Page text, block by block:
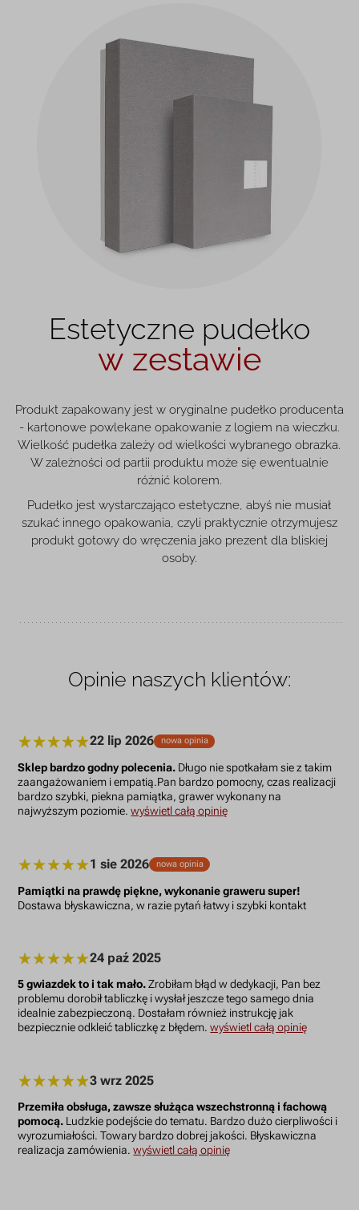
Estetyczne pudełko
w zestawie
Produkt zapakowany jest w oryginalne pudełko producenta
- kartonowe powlekane opakowanie z logiem na wieczku.
Wielkość pudełka zależy od wielkości wybranego obrazka.
W zależności od partii produktu może się ewentualnie
różnić kolorem.
Pudełko jest wystarczająco estetyczne, abyś nie musiał
szukać innego opakowania, czyli praktycznie otrzymujesz
produkt gotowy do wręczenia jako prezent dla bliskiej
osoby.
Opinie naszych klientów:
22 lip 2026 nowa opinia
Sklep bardzo godny polecenia. Długo nie spotkałam sie z takim
zaangażowaniem i empatią.Pan bardzo pomocny, czas realizacji
bardzo szybki, piekna pamiątka, grawer wykonany na
najwyższym poziomie.wyświetl całą opinię
1 sie 2026 nowa opinia
Pamiątki na prawdę piękne, wykonanie graweru super!
Dostawa błyskawiczna, w razie pytań łatwy i szybki kontakt
24 paź 2025
5 gwiazdek to i tak mało.Zrobiłam błąd w dedykacji, Pan bez
problemu dorobił tabliczkę i wysłał jeszcze tego samego dnia
idealnie zabezpieczoną. Dostałam również instrukcję jak
bezpiecznie odkleić tabliczkę z błędem.wyświetl całą opinię
3 wrz 2025
Przemiła obsługa, zawsze służąca wszechstronną i fachową
pomocą. Ludzkie podejście do tematu. Bardzo dużo cierpliwości i
wyrozumiałości. Towary bardzo dobrej jakości. Błyskawiczna
realizacja zamówienia.wyświetl całą opinię